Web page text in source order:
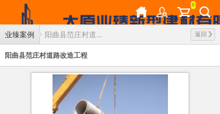
0
业臻案例 返回
阳曲县范庄村道...
阳曲县范庄村道路改造工程